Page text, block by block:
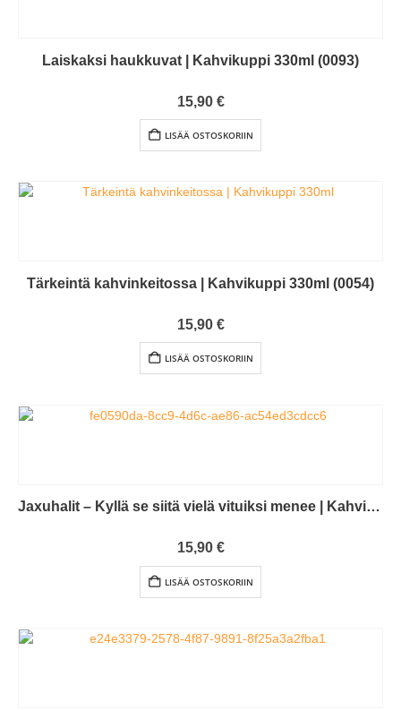
Laiskaksi haukkuvat | Kahvikuppi 330ml (0093)
0out of 5
15,90 €
LISÄÄ OSTOSKORIIN
Tärkeintä kahvinkeitossa | Kahvikuppi 330ml (0054)
0out of 5
15,90 €
LISÄÄ OSTOSKORIIN
Jaxuhalit – Kyllä se siitä vielä vituiksi menee | Kahvikuppi 330ml (0269)
0out of 5
15,90 €
LISÄÄ OSTOSKORIIN